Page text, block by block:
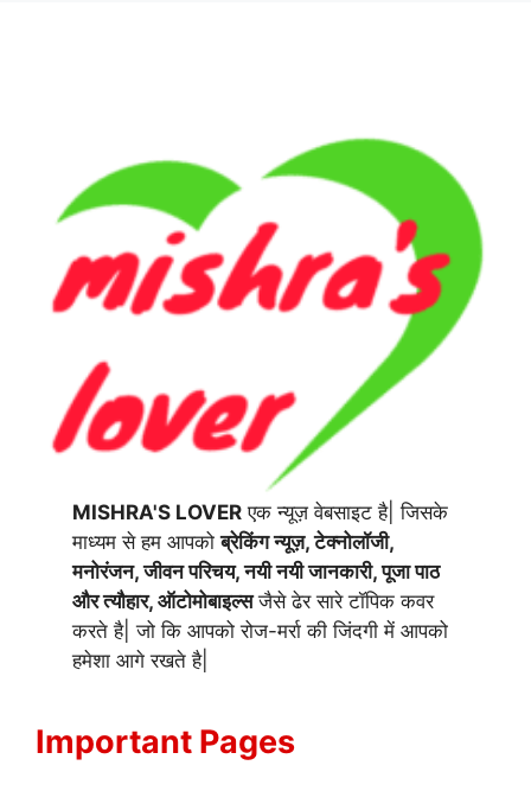
MISHRA'S LOVER एक न्यूज़ वेबसाइट है| जिसके
माध्यम से हम आपकोब्रेकिंग न्यूज़, टेक्नोलॉजी,
मनोरंजन, जीवन परिचय, नयी नयी जानकारी, पूजा पाठ
और त्यौहार, ऑटोमोबाइल्सजैसे ढेर सारे टॉपिक कवर
करते है| जो कि आपको रोज-मर्रा की जिंदगी में आपको
हमेशा आगे रखते है|
Important Pages